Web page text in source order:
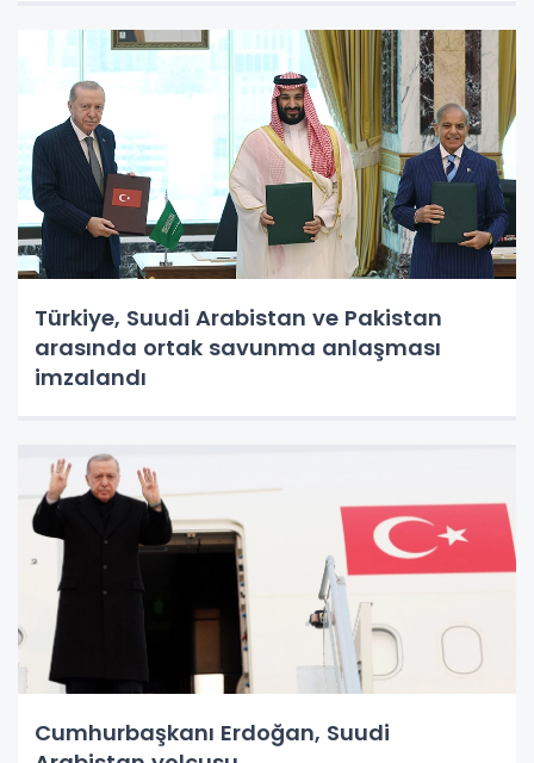
Türkiye, Suudi Arabistan ve Pakistan
arasında ortak savunma anlaşması
imzalandı
Cumhurbaşkanı Erdoğan, Suudi